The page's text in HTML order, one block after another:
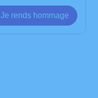
Je rends hommage